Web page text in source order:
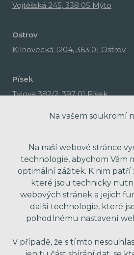
Vojtěšská 245, 338 05 Mýto
Ostrov
Klínovecká 1204, 363 01 Ostrov
Písek
Tylova 382/2, 397 01 Písek
Na vašem soukromí
Na naší webové stránce
technologie, abychom Vám
optimální zážitek. K nim patří
které jsou technicky
webových stránek a jejich
další technologie, které
pohodlnému nastavení
V případě, že s tímto